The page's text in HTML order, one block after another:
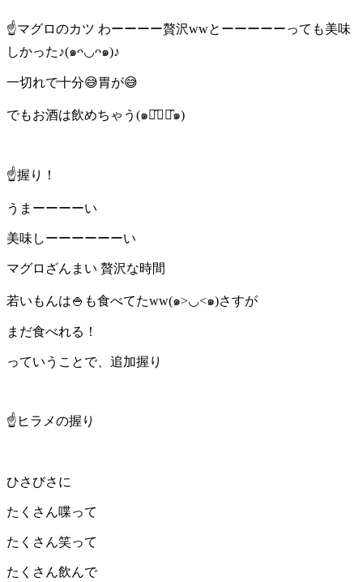
☝️マグロのカツ わーーーー贅沢wwとーーーーーっても美味
しかった♪(๑ᴖ◡ᴖ๑)♪
一切れで十分😅胃が😅
でもお酒は飲めちゃう(๑･̑◡･̑๑)
☝️握り！
うまーーーーい
美味しーーーーーーい
マグロざんまい 贅沢な時間
若いもんは🍚も食べてたww(๑>◡<๑)さすが
まだ食べれる！
っていうことで、追加握り
☝️ヒラメの握り
ひさびさに
たくさん喋って
たくさん笑って
たくさん飲んで